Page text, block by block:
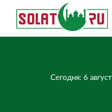
Сегодня: 6